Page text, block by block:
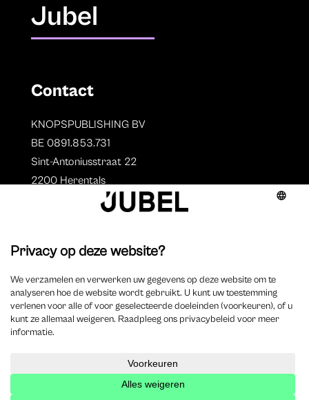
Jubel
Contact
KNOPSPUBLISHING BV
BE 0891.853.731
Sint-Antoniusstraat 22
2200 Herentals
Auteurs
Overzicht auteurs
Auteur worden?
2025 Jubel – Webdesign byWisemen